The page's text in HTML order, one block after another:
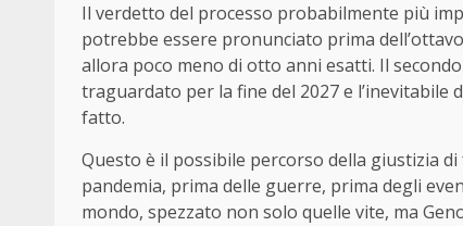
Il verdetto del processo probabilmente più
potrebbe essere pronunciato prima
allora poco meno di otto anni esatti. Il
traguardato per la fine del 2027 e l’inevitabile
fatto.
Questo è il possibile percorso della giustizia
pandemia, prima delle guerre, prima degli
mondo, spezzato non solo quelle vite, ma